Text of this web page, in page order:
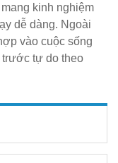
kinh nghiệm
dễ dàng. Ngoài
vào cuộc sống
trước tự do theo